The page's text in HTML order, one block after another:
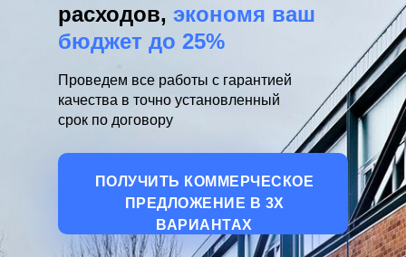
Проведем все работы с гарантией
качества в точно установленный
срок по договору
ПОЛУЧИТЬ КОММЕРЧЕСКОЕ
ПРЕДЛОЖЕНИЕ В 3Х
ВАРИАНТАХ
расходов, экономя ваш
бюджет до 25%